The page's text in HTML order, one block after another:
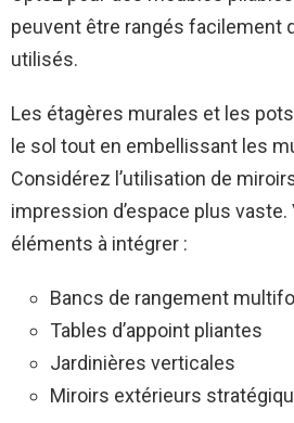
peuvent être rangés facilement
utilisés.
Les étagères murales et les
le sol tout en embellissant les
Considérez l’utilisation de
impression d’espace plus
éléments à intégrer :
Bancs de rangement
Tables d’appoint pliantes
Jardinières verticales
Miroirs extérieurs